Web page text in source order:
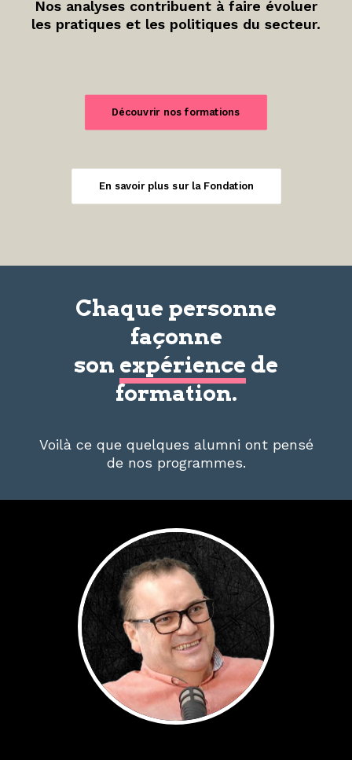
Nos analyses contribuent à faire évoluer
les pratiques et les politiques du secteur.
Découvrir nos formations
En savoir plus sur la Fondation
Chaque personne
façonne
son expérience de
formation.
Voilà ce que quelques alumni ont pensé
de nos programmes.